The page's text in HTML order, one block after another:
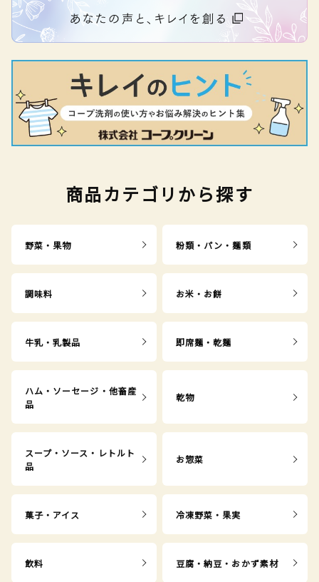
商品カテゴリから探す
野菜・果物 粉類・パン・麺類
調味料 お米・お餅
牛乳・乳製品 即席麺・乾麺
ハム・ソーセージ・他畜産
品
乾物
スープ・ソース・レトルト
品
お惣菜
菓子・アイス 冷凍野菜・果実
飲料 豆腐・納豆・おかず素材